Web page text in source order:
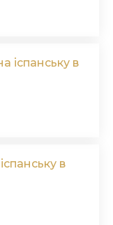
іспанську в
в